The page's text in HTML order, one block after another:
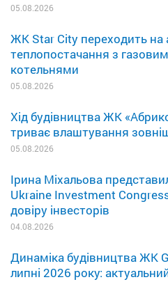
05.08.2026
ЖК Star City переходить на
теплопостачання з
котельнями
05.08.2026
Хід будівництва ЖК
триває влаштування
05.08.2026
Ірина Міхальова
Ukraine Investment
довіру інвесторів
04.08.2026
Динаміка будівництва ЖК
липні 2026 року: